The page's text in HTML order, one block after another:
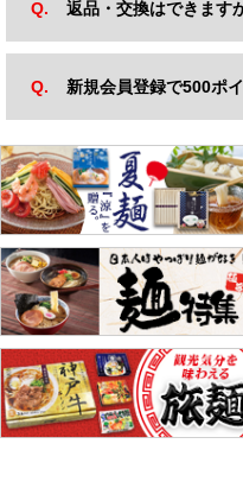
返品・交換はできます
新規会員登録で500ポ